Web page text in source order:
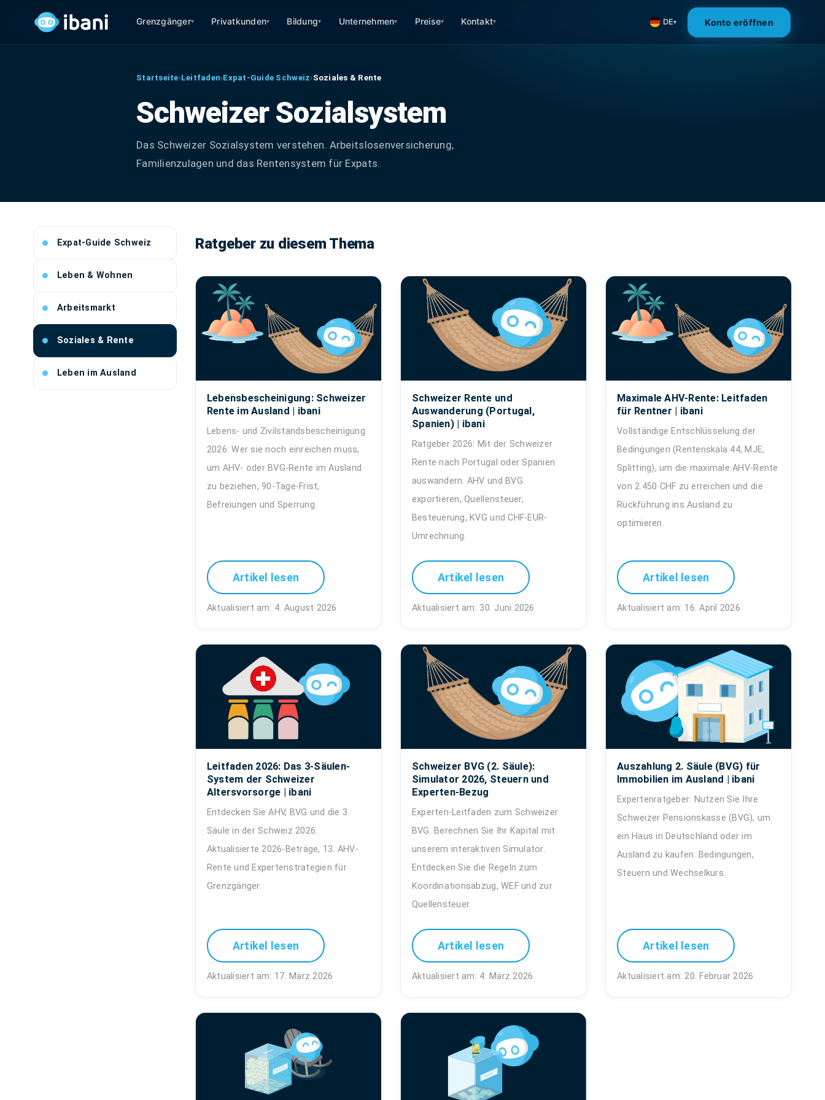
Grenzgänger▾ Privatkunden▾ Bildung▾ Unternehmen▾ Preise▾ Kontakt▾ DE▾ Konto eröffnen
Startseite›Leitfaden›Expat-Guide Schweiz›Soziales & Rente
Schweizer Sozialsystem
Das Schweizer Sozialsystem verstehen. Arbeitslosenversicherung,
Familienzulagen und das Rentensystem für Expats.
Expat-Guide Schweiz
Leben & Wohnen
Arbeitsmarkt
Soziales & Rente
Leben im Ausland
Ratgeber zu diesem Thema
Lebensbescheinigung: Schweizer
Rente im Ausland | ibani
Lebens- und Zivilstandsbescheinigung
2026: Wer sie noch einreichen muss,
um AHV- oder BVG-Rente im Ausland
zu beziehen, 90-Tage-Frist,
Befreiungen und Sperrung.
Artikel lesen
Aktualisiert am: 4. August 2026
Schweizer Rente und
Auswanderung (Portugal,
Spanien) | ibani
Ratgeber 2026: Mit der Schweizer
Rente nach Portugal oder Spanien
auswandern. AHV und BVG
exportieren, Quellensteuer,
Besteuerung, KVG und CHF-EUR-
Umrechnung.
Artikel lesen
Aktualisiert am: 30. Juni 2026
Maximale AHV-Rente: Leitfaden
für Rentner | ibani
Vollständige Entschlüsselung der
Bedingungen (Rentenskala 44, MJE,
Splitting), um die maximale AHV-Rente
von 2.450 CHF zu erreichen und die
Rückführung ins Ausland zu
optimieren.
Artikel lesen
Aktualisiert am: 16. April 2026
Leitfaden 2026: Das 3-Säulen-
System der Schweizer
Altersvorsorge | ibani
Entdecken Sie AHV, BVG und die 3.
Säule in der Schweiz 2026.
Aktualisierte 2026-Beträge, 13. AHV-
Rente und Expertenstrategien für
Grenzgänger.
Artikel lesen
Aktualisiert am: 17. März 2026
Schweizer BVG (2. Säule):
Simulator 2026, Steuern und
Experten-Bezug
Experten-Leitfaden zum Schweizer
BVG. Berechnen Sie Ihr Kapital mit
unserem interaktiven Simulator.
Entdecken Sie die Regeln zum
Koordinationsabzug, WEF und zur
Quellensteuer.
Artikel lesen
Aktualisiert am: 4. März 2026
Auszahlung 2. Säule (BVG) für
Immobilien im Ausland | ibani
Expertenratgeber: Nutzen Sie Ihre
Schweizer Pensionskasse (BVG), um
ein Haus in Deutschland oder im
Ausland zu kaufen. Bedingungen,
Steuern und Wechselkurs.
Artikel lesen
Aktualisiert am: 20. Februar 2026